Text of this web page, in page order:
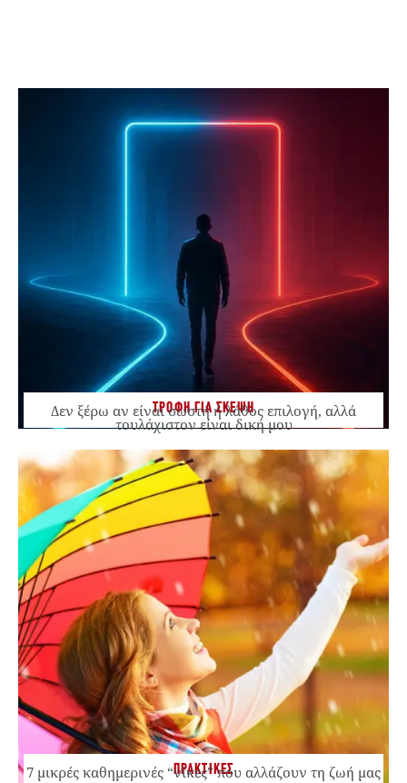
ΤΡΟΦΗ ΓΙΑ ΣΚΕΨΗ
Δεν ξέρω αν είναι σωστή ή λάθος επιλογή, αλλά
τουλάχιστον είναι δική μου
ΠΡΑΚΤΙΚΕΣ
7 μικρές καθημερινές “νίκες” που αλλάζουν τη ζωή μας